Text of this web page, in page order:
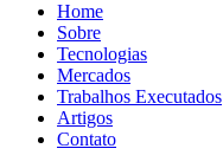
Home
Sobre
Tecnologias
Mercados
Trabalhos Executados
Artigos
Contato